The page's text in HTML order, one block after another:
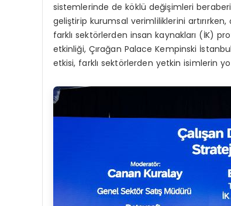
sistemlerinde de köklü değişimleri
geliştirip kurumsal verimliliklerini
farklı sektörlerden insan kaynakları (İK)
etkinliği, Çırağan Palace Kempinski
etkisi, farklı sektörlerden yetkin isimlerin